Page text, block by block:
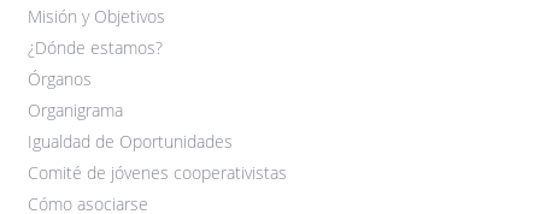
Misión y Objetivos
¿Dónde estamos?
Órganos
Organigrama
Igualdad de Oportunidades
Comité de jóvenes cooperativistas
Cómo asociarse